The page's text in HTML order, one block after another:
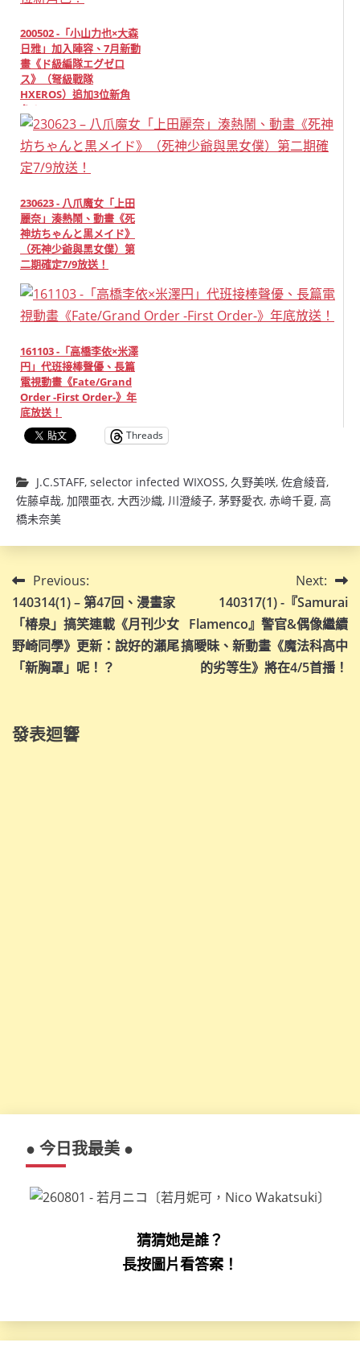
200502 -「小山力也×大森
日雅」加入陣容、7月新動
畫《ド級編隊エグゼロ
ス》（弩級戰隊
HXEROS）追加3位新角
色！
230623 - 八爪魔女「上田
麗奈」湊熱鬧、動畫《死
神坊ちゃんと黒メイド》
（死神少爺與黑女僕）第
二期確定7/9放送！
161103 -「高橋李依×米澤
円」代班接棒聲優、長篇
電視動畫《Fate/Grand
Order -First Order-》年
底放送！
Threads
J.C.STAFF, selector infected WIXOSS, 久野美咲, 佐倉綾音,
佐藤卓哉, 加隈亜衣, 大西沙織, 川澄綾子, 茅野愛衣, 赤﨑千夏, 高
橋未奈美
文
章
導
覽
Previous:
140314(1) – 第47回、漫畫家
「椿泉」搞笑連載《月刊少女
野崎同學》更新：說好的瀨尾
「新胸罩」呢！？
Next:
140317(1) -『Samurai
Flamenco』警官&偶像繼續
搞曖昧、新動畫《魔法科高中
的劣等生》將在4/5首播！
發表迴響
● 今日我最美 ●
猜猜她是誰？
長按圖片看答案！